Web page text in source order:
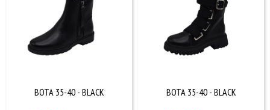
BOTA 35-40 - BLACK BOTA 35-40 - BLACK